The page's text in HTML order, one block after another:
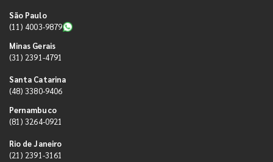
São Paulo
(11) 4003-9879
Minas Gerais
(31) 2391-4791
Santa Catarina
(48) 3380-9406
Pernambuco
(81) 3264-0921
Rio de Janeiro
(21) 2391-3161